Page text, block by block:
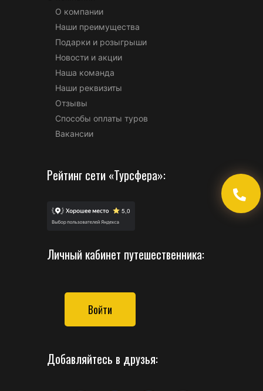
О компании
Наши преимущества
Подарки и розыгрыши
Новости и акции
Наша команда
Наши реквизиты
Отзывы
Способы оплаты туров
Вакансии
Рейтинг сети «Турсфера»:
Личный кабинет путешественника:
Войти
Добавляйтесь в друзья: